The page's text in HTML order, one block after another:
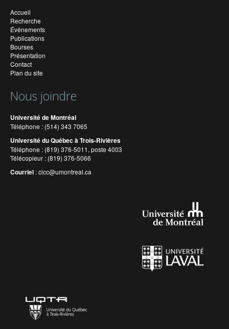
Accueil
Recherche
Événements
Publications
Bourses
Présentation
Contact
Plan du site
Nous joindre
Université de Montréal
Téléphone : (514) 343 7065
Université du Québec à Trois-Rivières
Téléphone : (819) 376-5011, poste 4003
Télécopieur : (819) 376-5066
Courriel :cicc@umontreal.ca